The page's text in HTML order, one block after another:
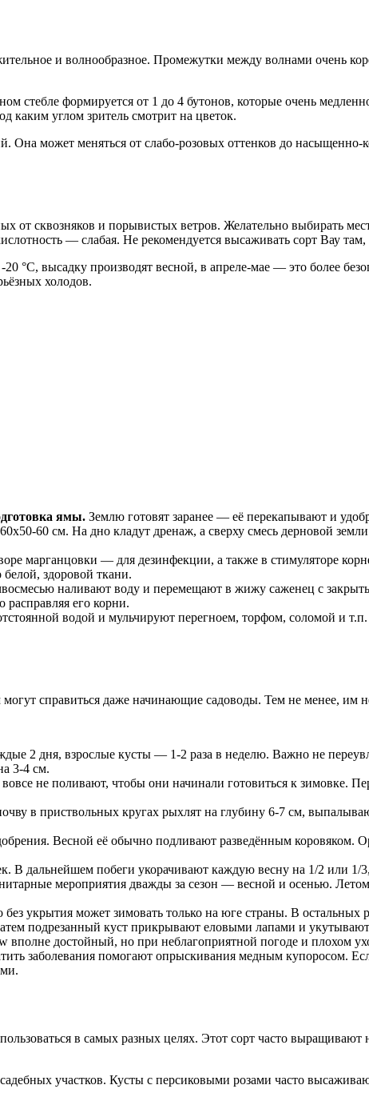
и волнообразное. Промежутки между волнами очень
формируется от 1 до 4 бутонов, которые очень
каким углом зритель смотрит на цветок.
Она может меняться от слабо-розовых оттенков до
сквозняков и порывистых ветров. Желательно выбирать
— слабая. Не рекомендуется высаживать сорт Вау там,
20 °C, высадку производят весной, в апреле-мае — это более
холодов.
ямы. Землю готовят заранее — её перекапывают и
60 см. На дно кладут дренаж, а сверху смесь дерновой
марганцовки — для дезинфекции, а также в стимуляторе
здоровой ткани.
наливают воду и перемещают в жижу саженец с
его корни.
водой и мульчируют перегноем, торфом, соломой и
справиться даже начинающие садоводы. Тем не менее, им
2 дня, взрослые кусты — 1-2 раза в неделю. Важно не
3-4 см.
не поливают, чтобы они начинали готовиться к зимовке.
в приствольных кругах рыхлят на глубину 6-7 см,
Весной её обычно подливают разведённым
В дальнейшем побеги укорачивают каждую весну на 1/2 или 1/
мероприятия дважды за сезон — весной и осенью.
укрытия может зимовать только на юге страны. В
подрезанный куст прикрывают еловыми лапами и
вполне достойный, но при неблагоприятной погоде и плохом
заболевания помогают опрыскивания медным купоросом.
в самых разных целях. Этот сорт часто выращивают
участков. Кусты с персиковыми розами часто